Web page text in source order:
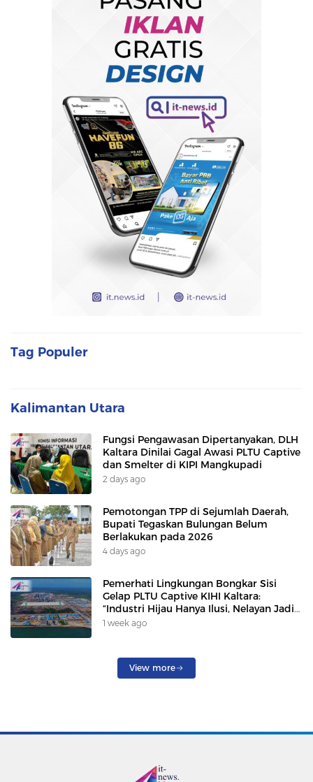
Tag Populer
Kalimantan Utara
Fungsi Pengawasan Dipertanyakan, DLH
Kaltara Dinilai Gagal Awasi PLTU Captive
dan Smelter di KIPI Mangkupadi
2 days ago
Pemotongan TPP di Sejumlah Daerah,
Bupati Tegaskan Bulungan Belum
Berlakukan pada 2026
4 days ago
Pemerhati Lingkungan Bongkar Sisi
Gelap PLTU Captive KIHI Kaltara:
“Industri Hijau Hanya Ilusi, Nelayan Jadi
Korban”
1 week ago
View more